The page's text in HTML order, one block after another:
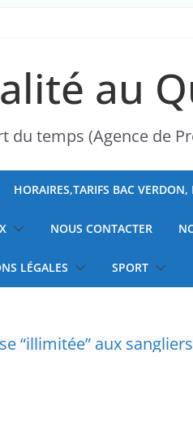
au
du temps (Agence de
HORAIRES,TARIFS BAC
NOUS CONTACTER
LÉGALES SPORT
“illimitée” aux sangliers